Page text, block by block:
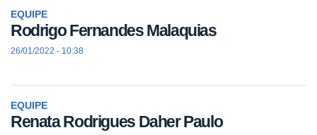
EQUIPE
Rodrigo Fernandes Malaquias
26/01/2022 - 10:38
EQUIPE
Renata Rodrigues Daher Paulo